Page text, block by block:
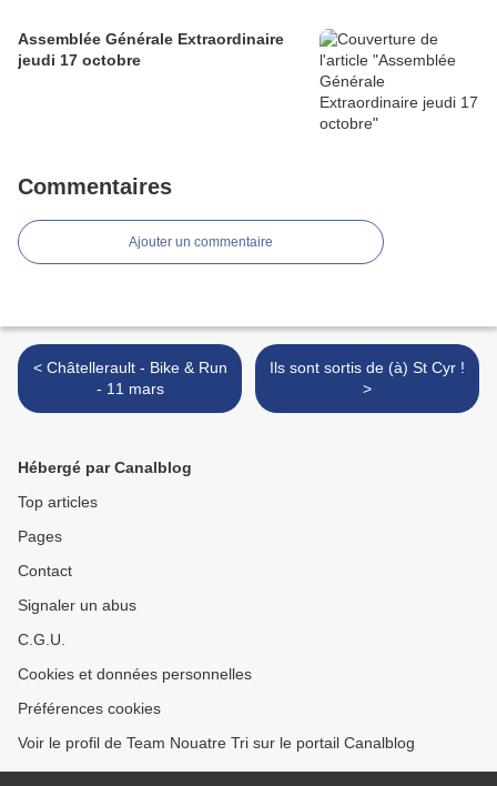
Assemblée Générale Extraordinaire
jeudi 17 octobre
Commentaires
Ajouter un commentaire
< Châtellerault - Bike & Run
- 11 mars
Ils sont sortis de (à) St Cyr !
>
Hébergé par Canalblog
Top articles
Pages
Contact
Signaler un abus
C.G.U.
Cookies et données personnelles
Préférences cookies
Voir le profil de Team Nouatre Tri sur le portail Canalblog